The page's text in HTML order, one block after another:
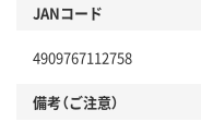
JANコード
4909767112758
備考（ご注意）